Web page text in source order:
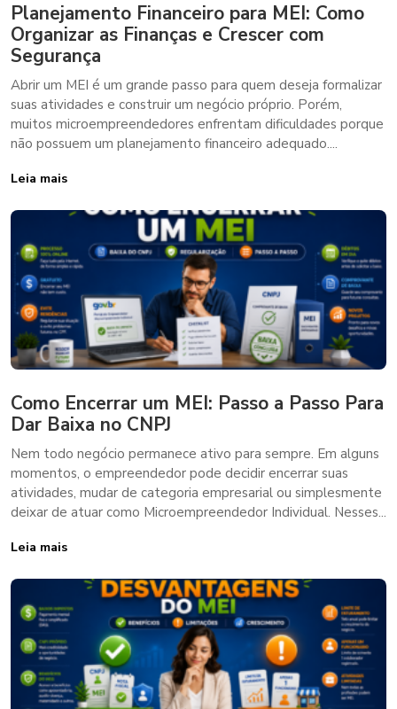
Planejamento Financeiro para MEI: Como
Organizar as Finanças e Crescer com
Segurança
Abrir um MEI é um grande passo para quem deseja formalizar
suas atividades e construir um negócio próprio. Porém,
muitos microempreendedores enfrentam dificuldades porque
não possuem um planejamento financeiro adequado....
Leia mais
Como Encerrar um MEI: Passo a Passo Para
Dar Baixa no CNPJ
Nem todo negócio permanece ativo para sempre. Em alguns
momentos, o empreendedor pode decidir encerrar suas
atividades, mudar de categoria empresarial ou simplesmente
deixar de atuar como Microempreendedor Individual. Nesses...
Leia mais